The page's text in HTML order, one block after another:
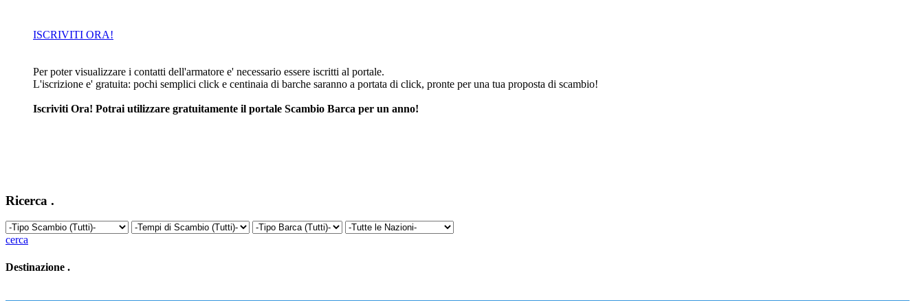
ISCRIVITI ORA!
Per poter visualizzare i contatti dell'armatore e' necessario essere iscritti al portale.
L'iscrizione e' gratuita: pochi semplici click e centinaia di barche saranno a portata di click, pronte per una tua proposta di scambio!
Iscriviti Ora! Potrai utilizzare gratuitamente il portale Scambio Barca per un anno!
Ricerca .
cerca
Destinazione .